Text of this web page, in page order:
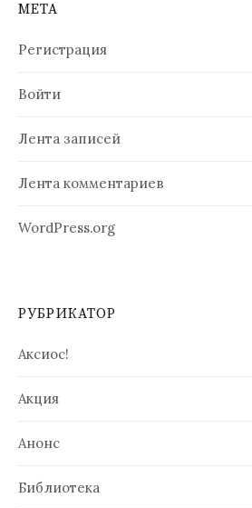
МЕТА
Регистрация
Войти
Лента записей
Лента комментариев
WordPress.org
РУБРИКАТОР
Аксиос!
Акция
Анонс
Библиотека